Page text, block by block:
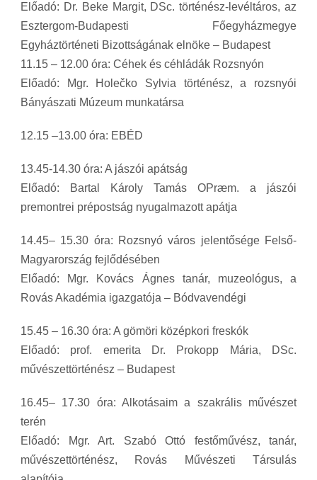
Előadó: Dr. Beke Margit, DSc. történész-levéltáros, az
Esztergom-Budapesti Főegyházmegye
Egyháztörténeti Bizottságának elnöke – Budapest
11.15 – 12.00 óra: Céhek és céhládák Rozsnyón
Előadó: Mgr. Holečko Sylvia történész, a rozsnyói
Bányászati Múzeum munkatársa
12.15 –13.00 óra: EBÉD
13.45-14.30 óra: A jászói apátság
Előadó: Bartal Károly Tamás OPræm. a jászói
premontrei prépostság nyugalmazott apátja
14.45– 15.30 óra: Rozsnyó város jelentősége Felső-
Magyarország fejlődésében
Előadó: Mgr. Kovács Ágnes tanár, muzeológus, a
Rovás Akadémia igazgatója – Bódvavendégi
15.45 – 16.30 óra: A gömöri középkori freskók
Előadó: prof. emerita Dr. Prokopp Mária, DSc.
művészettörténész – Budapest
16.45– 17.30 óra: Alkotásaim a szakrális művészet
terén
Előadó: Mgr. Art. Szabó Ottó festőművész, tanár,
művészettörténész, Rovás Művészeti Társulás